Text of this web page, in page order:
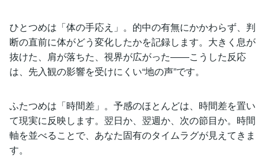
ひとつめは「体の手応え」。的中の有無にかかわらず、判
断の直前に体がどう変化したかを記録します。大きく息が
抜けた、肩が落ちた、視界が広がった――こうした反応
は、先入観の影響を受けにくい“地の声”です。
ふたつめは「時間差」。予感のほとんどは、時間差を置い
て現実に反映します。翌日か、翌週か、次の節目か。時間
軸を並べることで、あなた固有のタイムラグが見えてきま
す。